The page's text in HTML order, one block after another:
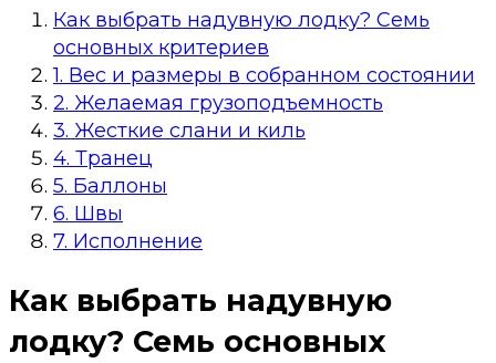
Как выбрать надувную лодку? Семь
основных критериев
1. Вес и размеры в собранном состоянии
2. Желаемая грузоподъемность
3. Жесткие слани и киль
4. Транец
5. Баллоны
6. Швы
7. Исполнение
Как выбрать надувную
лодку? Семь основных